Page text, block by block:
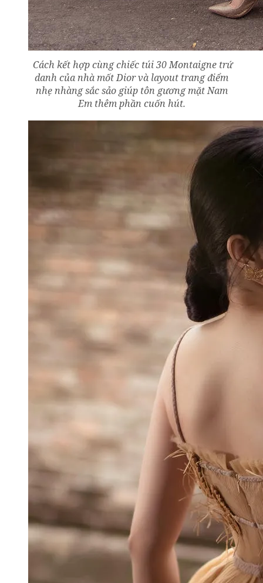
Cách kết hợp cùng chiếc túi 30 Montaigne trứ
danh của nhà mốt Dior và layout trang điểm
nhẹ nhàng sắc sảo giúp tôn gương mặt Nam
Em thêm phần cuốn hút.